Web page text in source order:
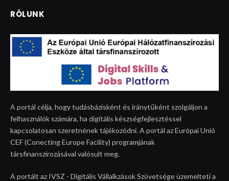
RÓLUNK
A portál célja, hogy tudásbázisként és iránytűként szolgáljon a
felhasználók számára, ha digitális készségfejlesztéssel
kapcsolatosan szeretnének tájékozódni. A portál az Európai Unió
CEF (Conecting Europe Facility) programjának
társfinanszírozásával valósult meg.
A portált az IVSZ - Digitális Vállalkzások Szövetsége üzemelteti a